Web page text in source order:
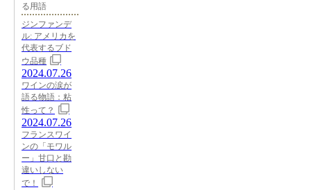
る用語
ジンファンデ
ル: アメリカを
代表するブド
ウ品種
2024.07.26
ワインの涙が
語る物語：粘
性って？
2024.07.26
フランスワイ
ンの「モワル
ー」甘口と勘
違いしない
で！